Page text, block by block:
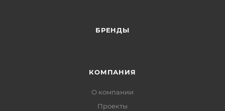
БРЕНДЫ
КОМПАНИЯ
О компании
Проекты